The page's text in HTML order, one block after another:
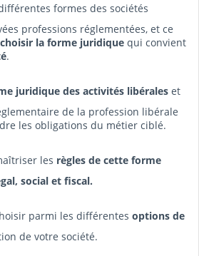
formes des sociétés
professions réglementées, et ce
choisir la forme juridique qui convient
.
juridique des activités libérales et
de la profession libérale
les obligations du métier ciblé.
les règles de cette forme
social et fiscal.
parmi les différentes options de
de votre société.